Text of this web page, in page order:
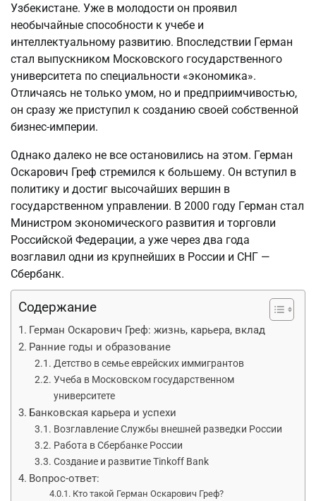
Узбекистане. Уже в молодости он проявил
необычайные способности к учебе и
интеллектуальному развитию. Впоследствии Герман
стал выпускником Московского государственного
университета по специальности «экономика».
Отличаясь не только умом, но и предприимчивостью,
он сразу же приступил к созданию своей собственной
бизнес-империи.
Однако далеко не все остановились на этом. Герман
Оскарович Греф стремился к большему. Он вступил в
политику и достиг высочайших вершин в
государственном управлении. В 2000 году Герман стал
Министром экономического развития и торговли
Российской Федерации, а уже через два года
возглавил одни из крупнейших в России и СНГ —
Сбербанк.
Содержание
Герман Оскарович Греф: жизнь, карьера, вклад
Ранние годы и образование
Детство в семье еврейских иммигрантов
Учеба в Московском государственном
университете
Банковская карьера и успехи
Возглавление Службы внешней разведки России
Работа в Сбербанке России
Создание и развитие Tinkoff Bank
Вопрос-ответ:
Кто такой Герман Оскарович Греф?